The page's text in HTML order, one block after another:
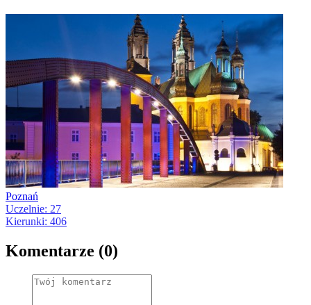
Poznań
Uczelnie: 27
Kierunki: 406
Komentarze (0)